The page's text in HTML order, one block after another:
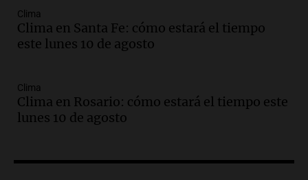
Panorama Federal
Episodios
Santa Misa
Episodios
de su gran muestra anual con la
Clima
Clima en Santa Fe: cómo estará el tiempo
este lunes 10 de agosto
Clima
Clima en Rosario: cómo estará el tiempo este
lunes 10 de agosto